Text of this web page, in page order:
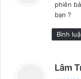
phiên
bạn ?
Bình
Lâm